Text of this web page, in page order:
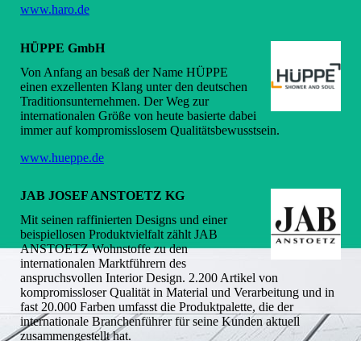
www.haro.de
HÜPPE GmbH
Von Anfang an besaß der Name HÜPPE
einen exzellenten Klang unter den deutschen
Traditionsunternehmen. Der Weg zur
internationalen Größe von heute basierte dabei
immer auf kompromisslosem Qualitätsbewusstsein.
www.hueppe.de
JAB JOSEF ANSTOETZ KG
Mit seinen raffinierten Designs und einer
beispiellosen Produktvielfalt zählt JAB
ANSTOETZ Wohnstoffe zu den
internationalen Marktführern des
anspruchsvollen Interior Design. 2.200 Artikel von
kompromissloser Qualität in Material und Verarbeitung und in
fast 20.000 Farben umfasst die Produktpalette, die der
internationale Branchenführer für seine Kunden aktuell
zusammengestellt hat.